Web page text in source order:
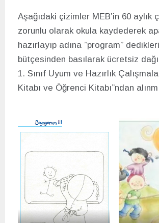
Aşağıdaki çizimler MEB’in 60 aylık
zorunlu olarak okula kaydederek
hazırlayıp adına ”program”
bütçesinden basılarak ücretsiz
1. Sınıf Uyum ve Hazırlık
Kitabı ve Öğrenci Kitabı”ndan